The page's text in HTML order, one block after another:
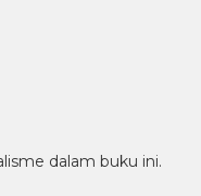
dalam buku ini.